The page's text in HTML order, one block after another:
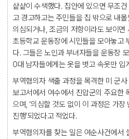
샅샅이 수색했다. 집안에 있으면 무조
고 경고하고는 주민들을 집 밖으로 내
의심되거나, 조금의 저항이라도 보이면
초등학교 운동장에 시민들을 모아놓고
다. 그들은 노인과 부녀자들을 운동장
0대 남자들에게는 옷을 벗고 속옷만 입
부역혐의자 색출 과정을 목격한 미 군
보고서에서 여수에서 진압군의 주요한
으며, ‘의심할 것도 없이 이 과정은 가
진행’되었다고 적었다.
부역혐의자를 찾는 일은 여순사건에서